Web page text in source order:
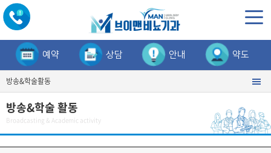
예약 상담 안내 약도
방송&학술활동
방송&학술 활동
Broadcasting & Academic activity